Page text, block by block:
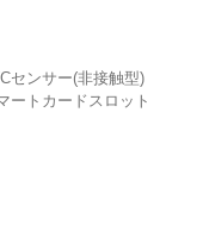
センサー(非接触型)
ートカードスロット